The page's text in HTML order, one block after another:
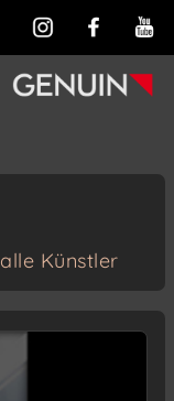
alle Künstler